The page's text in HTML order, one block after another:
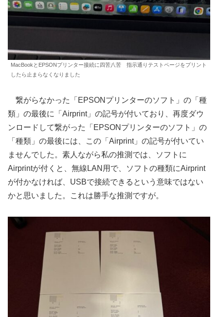
MacBookとEPSONプリンター接続に四苦八苦 指示通りテストページをプリント
したら止まらなくなりました
繋がらなかった「EPSONプリンターのソフト」の「種
類」の最後に「Airprint」の記号が付いており、再度ダウ
ンロードして繋がった「EPSONプリンターのソフト」の
「種類」の最後には、この「Airprint」の記号が付いてい
ませんでした。素人ながら私の推測では、ソフトに
Airprintが付くと、無線LAN用で、ソフトの種類にAirprint
が付かなければ、USBで接続できるという意味ではない
かと思いました。これは勝手な推測ですが。